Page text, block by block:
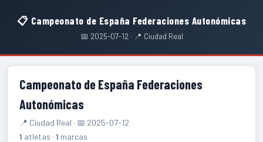
📋 Campeonato de España Federaciones Autonómicas
📅 2025-07-12 · 📍 Ciudad Real
Campeonato de España Federaciones
Autonómicas
📍 Ciudad Real · 📅 2025-07-12
1 atletas · 1 marcas